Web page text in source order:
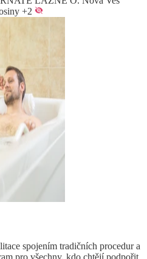
+2
spojením tradičních procedur a
pro všechny, kdo chtějí podpořit